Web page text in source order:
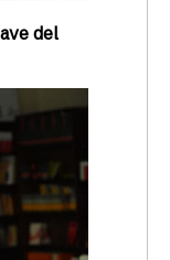
del